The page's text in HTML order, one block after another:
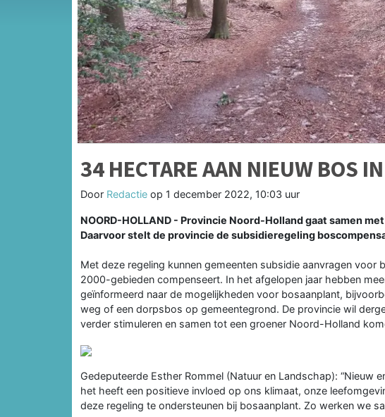
34 HECTARE AAN NIEUW BOS
Door Redactie op 1 december 2022, 10:03 uur
NOORD-HOLLAND - Provincie Noord-Holland gaat samen
Daarvoor stelt de provincie de subsidieregeling
Met deze regeling kunnen gemeenten subsidie aanvragen voor
2000-gebieden compenseert. In het afgelopen jaar hebben
geïnformeerd naar de mogelijkheden voor bosaanplant,
weg of een dorpsbos op gemeentegrond. De provincie wil
verder stimuleren en samen tot een groener Noord-Holland
Gedeputeerde Esther Rommel (Natuur en Landschap): “Nieuw
het heeft een positieve invloed op ons klimaat, onze
deze regeling te ondersteunen bij bosaanplant. Zo werken we